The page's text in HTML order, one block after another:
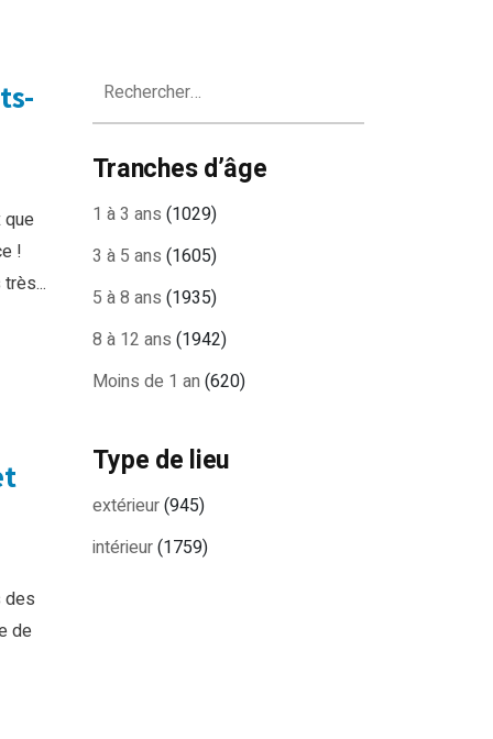
que
!
des
de
Tranches d’âge
1 à 3 ans (1029)
3 à 5 ans (1605)
5 à 8 ans (1935)
8 à 12 ans (1942)
Moins de 1 an (620)
Type de lieu
extérieur(945)
intérieur(1759)